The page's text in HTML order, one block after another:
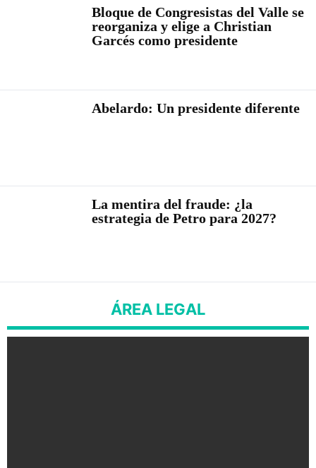
Bloque de Congresistas del Valle se
reorganiza y elige a Christian
Garcés como presidente
Abelardo: Un presidente diferente
La mentira del fraude: ¿la
estrategia de Petro para 2027?
ÁREA LEGAL